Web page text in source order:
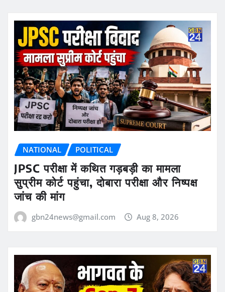
NATIONAL POLITICAL
JPSC परीक्षा में कथित गड़बड़ी का मामला
सुप्रीम कोर्ट पहुंचा, दोबारा परीक्षा और निष्पक्ष
जांच की मांग
gbn24news@gmail.com Aug 8, 2026